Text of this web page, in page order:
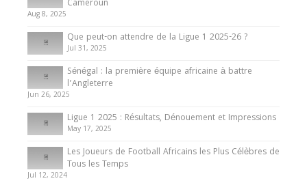
10 May 2024
Internationales
Présentation de l’équipe nationale de football
du Cameroun
8 August 2025
Cameroun
Aug 8, 2025
Que peut-on attendre de la Ligue 1 2025-26 ?
Jul 31, 2025
Sénégal : la première équipe africaine à battre
l’Angleterre
Jun 26, 2025
Ligue 1 2025 : Résultats, Dénouement et Impressions
May 17, 2025
Les Joueurs de Football Africains les Plus Célèbres de
Tous les Temps
Jul 12, 2024